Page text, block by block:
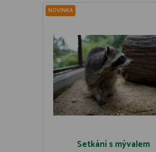
NOVINKA
Setkání s mývalem